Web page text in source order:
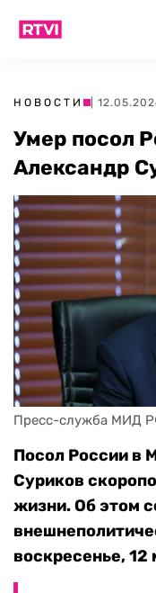
НОВОСТИ |
Умер посол
Александр
Пресс-служба МИД
Посол России в
Суриков
жизни. Об этом
воскресенье, 12